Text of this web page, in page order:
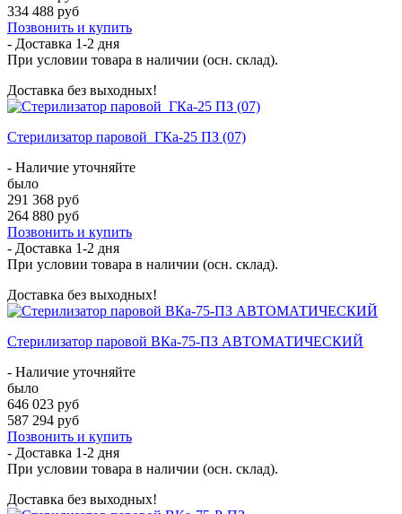
334 488 руб
Позвонить и купить
- Доставка 1-2 дня
При условии товара в наличии (осн. склад).
Доставка без выходных!
Стерилизатор паровой ГКа-25 ПЗ (07)
- Наличие уточняйте
было
291 368 руб
264 880 руб
Позвонить и купить
- Доставка 1-2 дня
При условии товара в наличии (осн. склад).
Доставка без выходных!
Стерилизатор паровой ВКа-75-ПЗ АВТОМАТИЧЕСКИЙ
- Наличие уточняйте
было
646 023 руб
587 294 руб
Позвонить и купить
- Доставка 1-2 дня
При условии товара в наличии (осн. склад).
Доставка без выходных!